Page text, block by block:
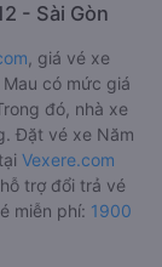
- Sài Gòn
, giá vé xe
có mức giá
đó, nhà xe
Đặt vé xe Năm
Vexere.com
trợ đổi trả vé
miễn phí: 1900